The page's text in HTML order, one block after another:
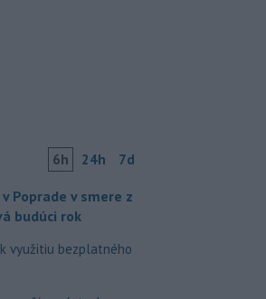
6h 24h 7d
Poprade v smere z
budúci rok
využitiu bezplatného